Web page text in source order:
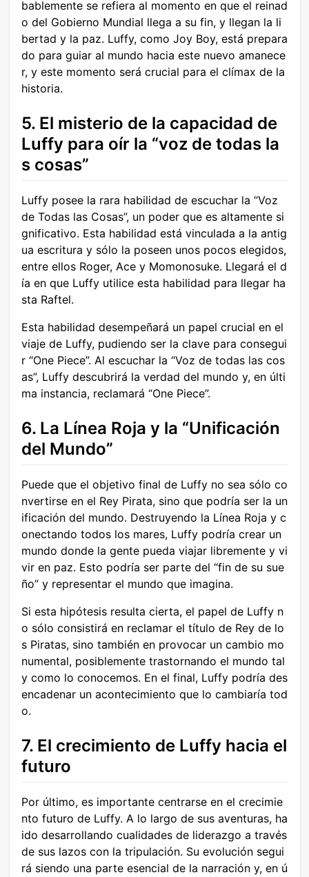
bablemente se refiera al momento en que el reinad
o del Gobierno Mundial llega a su fin, y llegan la li
bertad y la paz. Luffy, como Joy Boy, está prepara
do para guiar al mundo hacia este nuevo amanece
r, y este momento será crucial para el clímax de la
historia.
5. El misterio de la capacidad de
Luffy para oír la “voz de todas la
s cosas”
Luffy posee la rara habilidad de escuchar la “Voz
de Todas las Cosas”, un poder que es altamente si
gnificativo. Esta habilidad está vinculada a la antig
ua escritura y sólo la poseen unos pocos elegidos,
entre ellos Roger, Ace y Momonosuke. Llegará el d
ía en que Luffy utilice esta habilidad para llegar ha
sta Raftel.
Esta habilidad desempeñará un papel crucial en el
viaje de Luffy, pudiendo ser la clave para consegui
r “One Piece”. Al escuchar la “Voz de todas las cos
as”, Luffy descubrirá la verdad del mundo y, en últi
ma instancia, reclamará “One Piece”.
6. La Línea Roja y la “Unificación
del Mundo”
Puede que el objetivo final de Luffy no sea sólo co
nvertirse en el Rey Pirata, sino que podría ser la un
ificación del mundo. Destruyendo la Línea Roja y c
onectando todos los mares, Luffy podría crear un
mundo donde la gente pueda viajar libremente y vi
vir en paz. Esto podría ser parte del “fin de su sue
ño” y representar el mundo que imagina.
Si esta hipótesis resulta cierta, el papel de Luffy n
o sólo consistirá en reclamar el título de Rey de lo
s Piratas, sino también en provocar un cambio mo
numental, posiblemente trastornando el mundo tal
y como lo conocemos. En el final, Luffy podría des
encadenar un acontecimiento que lo cambiaría tod
o.
7. El crecimiento de Luffy hacia el
futuro
Por último, es importante centrarse en el crecimie
nto futuro de Luffy. A lo largo de sus aventuras, ha
ido desarrollando cualidades de liderazgo a través
de sus lazos con la tripulación. Su evolución segui
rá siendo una parte esencial de la narración y, en ú